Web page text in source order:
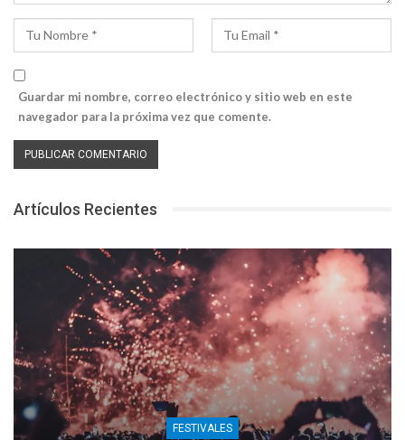
Guardar mi nombre, correo electrónico y sitio web en este
navegador para la próxima vez que comente.
Artículos Recientes
FESTIVALES